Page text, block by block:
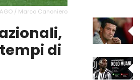
/ Marco Canoniero
di